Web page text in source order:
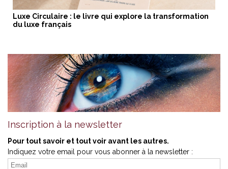
Luxe Circulaire : le livre qui explore la transformation
du luxe français
Inscription à la newsletter
Pour tout savoir et tout voir avant les autres.
Indiquez votre email pour vous abonner à la newsletter :